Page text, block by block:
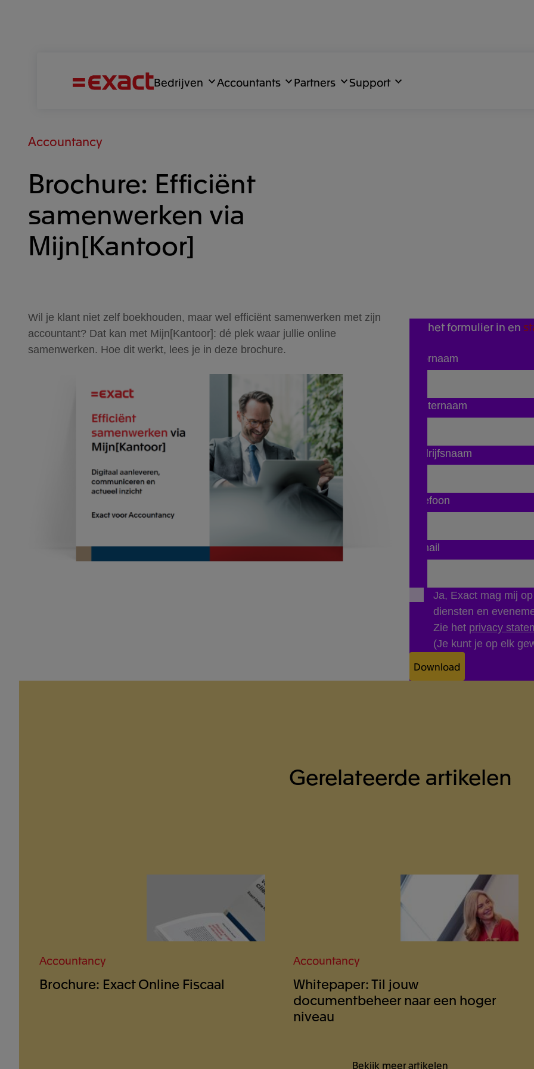
Bedrijven Accountants Partners Support
Accountancy
Brochure: Efficiënt
samenwerken via
Mijn[Kantoor]
Wil je klant niet zelf boekhouden, maar wel efficiënt samenwerken met zijn
accountant? Dat kan met Mijn[Kantoor]: dé plek waar jullie online
samenwerken. Hoe dit werkt, lees je in deze brochure.
Vul het formulier in en
Voornaam
Achternaam
Bedrijfsnaam
Telefoon
E-mail
Ja, Exact mag mij
diensten en
Zie het privacy
(Je kunt je op elk
Download
Gerelateerde artikelen
Accountancy
Brochure: Exact Online Fiscaal
Accountancy
Whitepaper: Til jouw
documentbeheer naar een hoger
niveau
Bekijk meer artikelen